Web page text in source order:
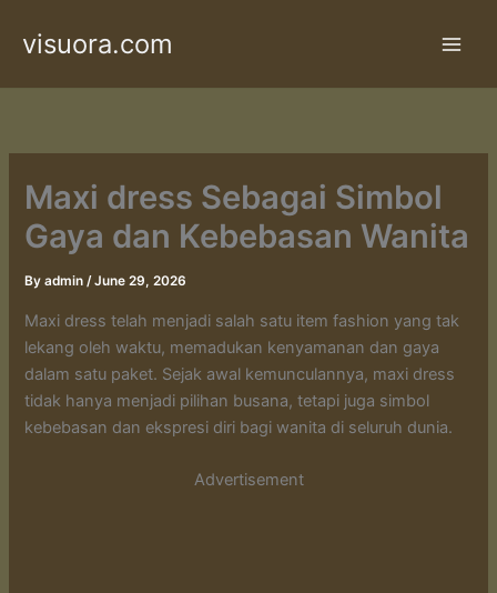
visuora.com
Maxi dress Sebagai Simbol
Gaya dan Kebebasan Wanita
Byadmin/June 29, 2026
Maxi dress telah menjadi salah satu item fashion yang tak
lekang oleh waktu, memadukan kenyamanan dan gaya
dalam satu paket. Sejak awal kemunculannya, maxi dress
tidak hanya menjadi pilihan busana, tetapi juga simbol
kebebasan dan ekspresi diri bagi wanita di seluruh dunia.
Advertisement